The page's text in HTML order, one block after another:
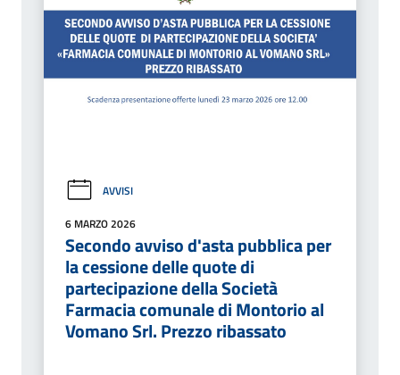
AVVISI
6 MARZO 2026
Secondo avviso d'asta pubblica per
la cessione delle quote di
partecipazione della Società
Farmacia comunale di Montorio al
Vomano Srl. Prezzo ribassato